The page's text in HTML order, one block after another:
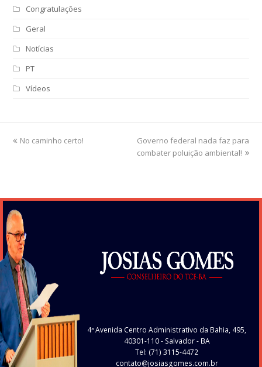
Congratulações
Geral
Notícias
PT
Vídeos
previous
No caminho certo!
next
post:
Governo federal nada faz para
combater poluição ambiental!
4ª Avenida Centro Administrativo da Bahia, 495,
40301-110- Salvador - BA
Tel: (71) 3115-4472
contato@josiasgomes.com.br